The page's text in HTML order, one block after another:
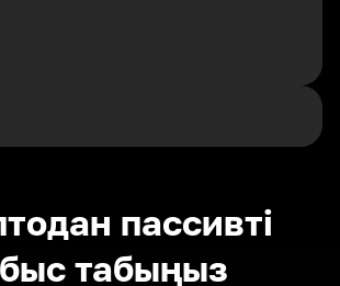
пассивті
табыңыз